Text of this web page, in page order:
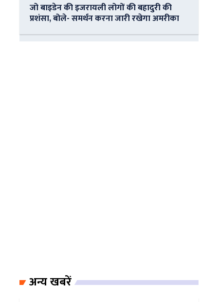
जो बाइडेन की इजरायली लोगों की बहादुरी की
प्रशंसा, बोले- समर्थन करना जारी रखेगा अमरीका
अन्य खबरें